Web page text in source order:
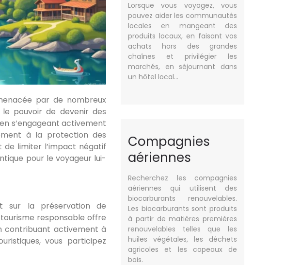
par de nombreux
pouvoir de devenir des
s’engageant activement
à la protection des
limiter l’impact négatif
pour le voyageur lui-
sur la préservation de
responsable offre
contribuant activement à
vous participez
Lorsque vous voyagez, vous
pouvez aider les communautés
locales en mangeant des
produits locaux, en faisant vos
achats hors des grandes
chaînes et privilégier les
marchés, en séjournant dans
un hôtel local…
Compagnies
aériennes
Recherchez les compagnies
aériennes qui utilisent des
biocarburants renouvelables.
Les biocarburants sont produits
à partir de matières premières
renouvelables telles que les
huiles végétales, les déchets
agricoles et les copeaux de
bois.